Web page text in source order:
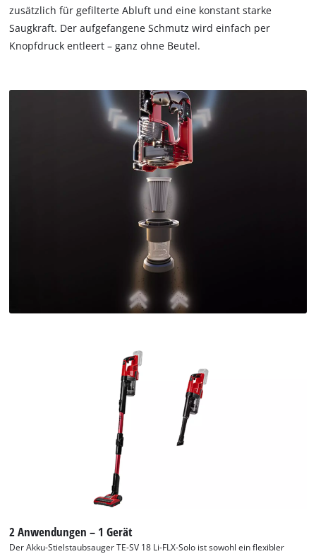
zusätzlich für gefilterte Abluft und eine konstant starke
Saugkraft. Der aufgefangene Schmutz wird einfach per
Knopfdruck entleert – ganz ohne Beutel.
2 Anwendungen – 1 Gerät
Der Akku-Stielstaubsauger TE-SV 18 Li-FLX-Solo ist sowohl ein flexibler